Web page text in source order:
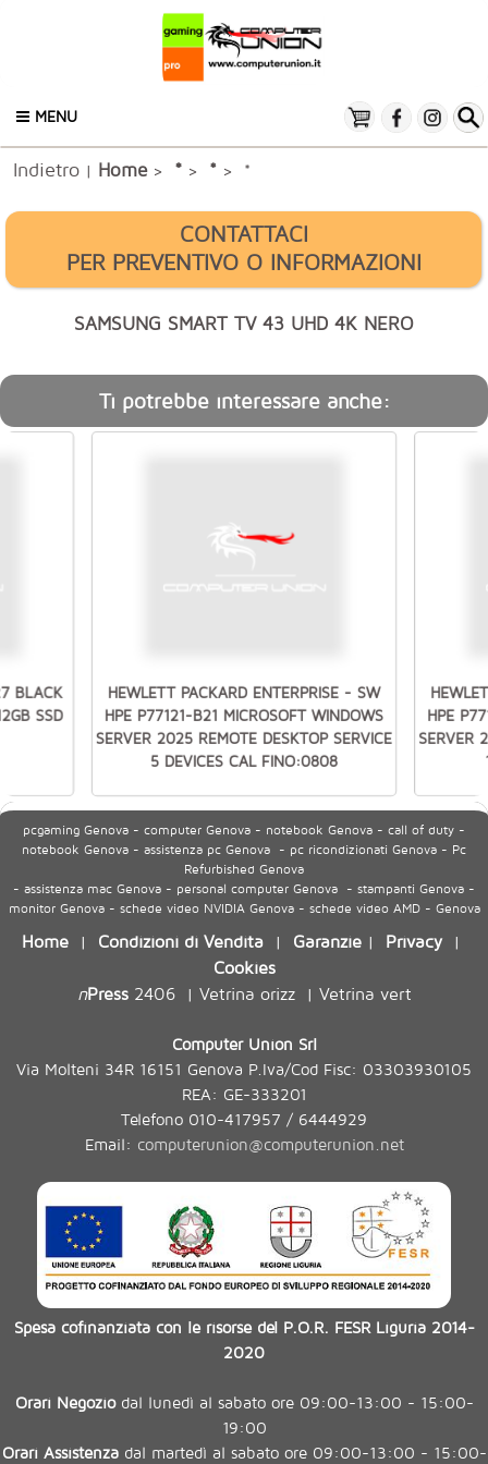
MENU
Indietro | Home> * > * > *
CONTATTACI
PER PREVENTIVO O INFORMAZIONI
SAMSUNG SMART TV 43 UHD 4K NERO
Ti potrebbe interessare anche:
BLACK
SSD
HEWLETT PACKARD ENTERPRISE - SW
HPE P77121-B21 MICROSOFT WINDOWS
SERVER 2025 REMOTE DESKTOP SERVICE
5 DEVICES CAL FINO:0808
HPE
SERVER
pcgaming Genova - computer Genova - notebook Genova - call of duty -
notebook Genova - assistenza pc Genova - pc ricondizionati Genova - Pc
Refurbished Genova
- assistenza mac Genova - personal computer Genova - stampanti Genova -
monitor Genova - schede video NVIDIA Genova - schede video AMD - Genova
Home | Condizioni di Vendita | Garanzie | Privacy|
Cookies
nPress2406| Vetrina orizz| Vetrina vert
Computer Union Srl
Via Molteni 34R 16151 Genova P.Iva/Cod Fisc: 03303930105
REA: GE-333201
Telefono 010-417957 / 6444929
Email: computerunion@computerunion.net
Spesa cofinanziata con le risorse del P.O.R. FESR Liguria 2014-
2020
Orari Negoziodal lunedì al sabato ore 09:00-13:00 - 15:00-
19:00
Orari Assistenzadal martedì al sabato ore 09:00-13:00 - 15:00-